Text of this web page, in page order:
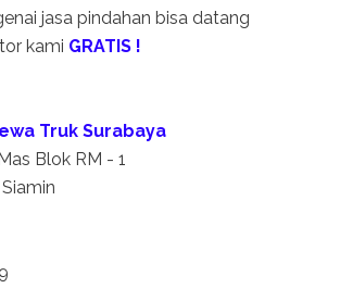
jasa pindahan bisa datang
kami GRATIS !
Truk Surabaya
Blok RM - 1